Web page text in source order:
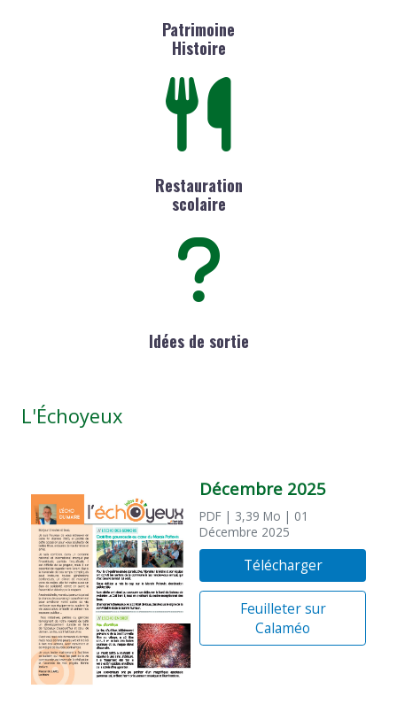
Patrimoine
Histoire
Restauration
scolaire
Idées de sortie
L'Échoyeux
Décembre 2025
PDF | 3,39 Mo | 01
Décembre 2025
Télécharger
Feuilleter sur
Calaméo